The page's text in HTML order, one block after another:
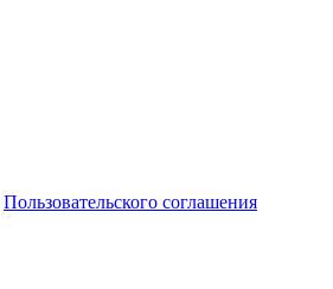
Пользовательского соглашения